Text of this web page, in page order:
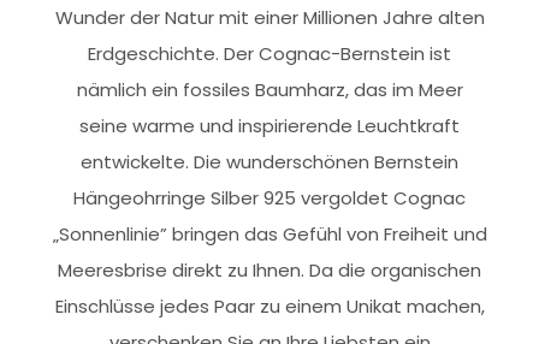
Wunder der Natur mit einer Millionen Jahre alten
Erdgeschichte. Der Cognac-Bernstein ist
nämlich ein fossiles Baumharz, das im Meer
seine warme und inspirierende Leuchtkraft
entwickelte. Die wunderschönen Bernstein
Hängeohrringe Silber 925 vergoldet Cognac
„Sonnenlinie” bringen das Gefühl von Freiheit und
Meeresbrise direkt zu Ihnen. Da die organischen
Einschlüsse jedes Paar zu einem Unikat machen,